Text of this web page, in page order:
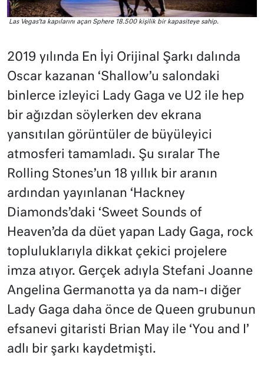
Las Vegas’ta kapılarını açan Sphere 18.500 kişilik bir kapasiteye sahip.
2019 yılında En İyi Orijinal Şarkı dalında
Oscar kazanan ‘Shallow’u salondaki
binlerce izleyici Lady Gaga ve U2 ile hep
bir ağızdan söylerken dev ekrana
yansıtılan görüntüler de büyüleyici
atmosferi tamamladı. Şu sıralar The
Rolling Stones’un 18 yıllık bir aranın
ardından yayınlanan ‘Hackney
Diamonds’daki ‘Sweet Sounds of
Heaven’da da düet yapan Lady Gaga, rock
topluluklarıyla dikkat çekici projelere
imza atıyor. Gerçek adıyla Stefani Joanne
Angelina Germanotta ya da nam-ı diğer
Lady Gaga daha önce de Queen grubunun
efsanevi gitaristi Brian May ile ‘You and I’
adlı bir şarkı kaydetmişti.